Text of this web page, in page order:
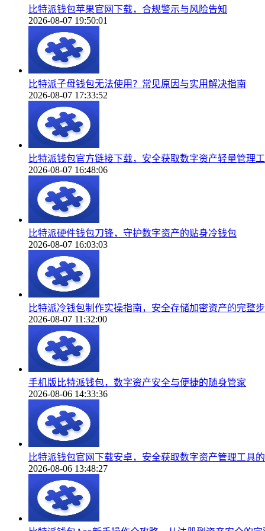
比特派钱包苹果官网下载，合规警示与风险告知
2026-08-07 19:50:01
比特派子母钱包无法使用？常见原因与实用解决指南
2026-08-07 17:33:52
比特派钱包官方链接下载，安全获取数字资产轻量管理
2026-08-07 16:48:06
比特派硬件钱包刀锋，守护数字资产的贴身冷钱包
2026-08-07 16:03:03
比特派冷钱包制作实操指南，安全存储加密资产的完整
2026-08-07 11:32:00
手机版比特派钱包，数字资产安全与便捷的随身管家
2026-08-06 14:33:36
比特派钱包官网下载安卓，安全获取数字资产管理工具
2026-08-06 13:48:27